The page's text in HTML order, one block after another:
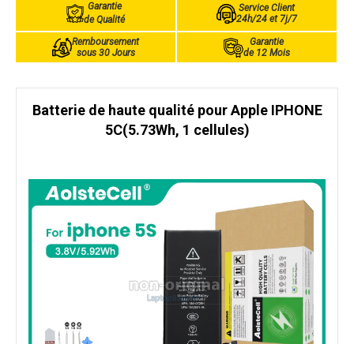
Garantie
de Qualité
Service Client
24h/24 et 7j/7
Remboursement
sous 30 Jours
Garantie
de 12 Mois
Batterie de haute qualité pour Apple IPHONE
5C(5.73Wh, 1 cellules)